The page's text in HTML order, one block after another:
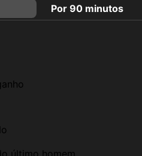
Por 90 minutos
último homem